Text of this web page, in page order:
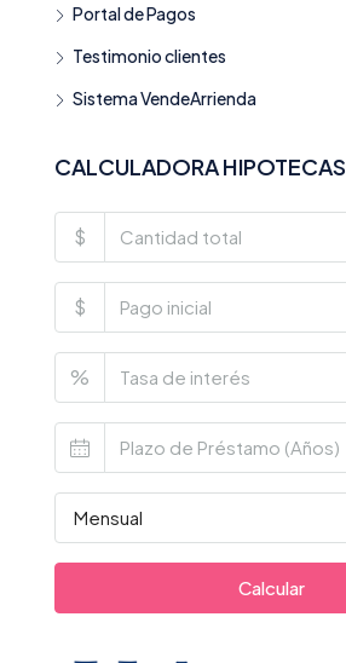
Portal de Pagos
Testimonio clientes
Sistema VendeArrienda
CALCULADORA HIPOTECAS
$
$
%
Mensual
Calcular